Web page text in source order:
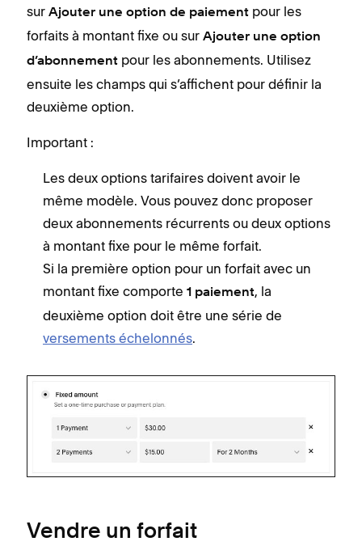
sur Ajouter une option de paiement pour les
forfaits à montant fixe ou sur Ajouter une option
d’abonnement pour les abonnements. Utilisez
ensuite les champs qui s’affichent pour définir la
deuxième option.
Important :
Les deux options tarifaires doivent avoir le
même modèle. Vous pouvez donc proposer
deux abonnements récurrents ou deux options
à montant fixe pour le même forfait.
Si la première option pour un forfait avec un
montant fixe comporte 1 paiement, la
deuxième option doit être une série de
versements échelonnés.
Vendre un forfait